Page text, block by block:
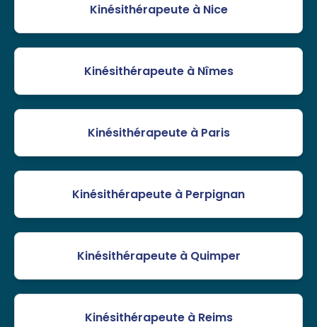
Kinésithérapeute à Nice
Kinésithérapeute à Nîmes
Kinésithérapeute à Paris
Kinésithérapeute à Perpignan
Kinésithérapeute à Quimper
Kinésithérapeute à Reims